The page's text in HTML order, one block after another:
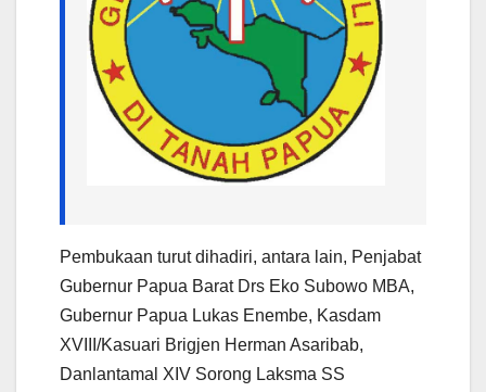
Pembukaan turut dihadiri, antara lain, Penjabat
Gubernur Papua Barat Drs Eko Subowo MBA,
Gubernur Papua Lukas Enembe, Kasdam
XVIII/Kasuari Brigjen Herman Asaribab,
Danlantamal XIV Sorong Laksma SS